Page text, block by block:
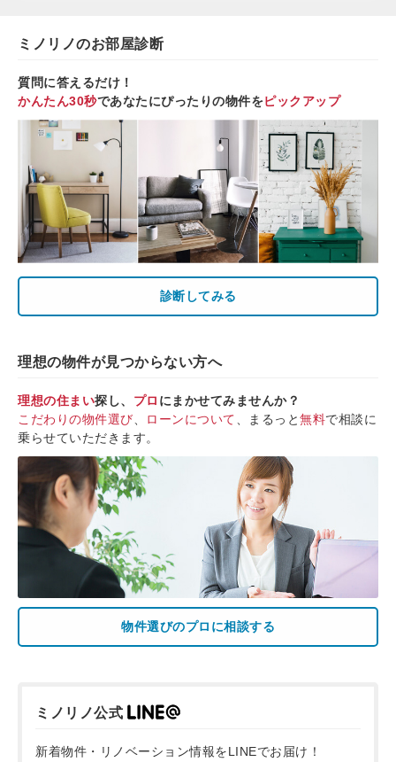
ミノリノのお部屋診断
質問に答えるだけ！
かんたん30秒であなたにぴったりの物件をピックアップ
診断してみる
理想の物件が見つからない方へ
理想の住まい探し、 プロ にまかせてみませんか？
こだわりの物件選び
ローンについて 、まるっと無料で相談に
乗らせていただきます。
物件選びのプロに相談する
ミノリノ公式
新着物件・リノベーション情報をLINEでお届け！